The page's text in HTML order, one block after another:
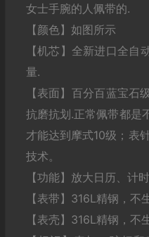
女士手腕的人佩带的.
【颜色】如图所示
【机芯】全新进口全
量.
【表面】百分百蓝宝石
抗磨抗划.正常佩带都是
才能达到摩式10级；表
技术。
【功能】放大日历、计
【表带】316L精钢，不
【表壳】316L精钢，不